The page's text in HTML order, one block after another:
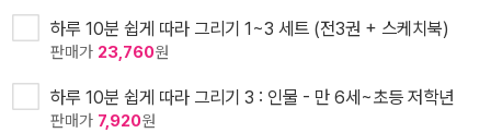
하루 10분 쉽게 따라 그리기 1~3 세트 (전3권 + 스케치북)
판매가 23,760원
하루 10분 쉽게 따라 그리기 3 : 인물 - 만 6세~초등 저학년
판매가 7,920원